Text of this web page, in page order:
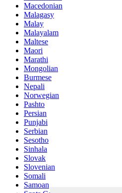
Macedonian
Malagasy
Malay
Malayalam
Maltese
Maori
Marathi
Mongolian
Burmese
Nepali
Norwegian
Pashto
Persian
Punjabi
Serbian
Sesotho
Sinhala
Slovak
Slovenian
Somali
Samoan